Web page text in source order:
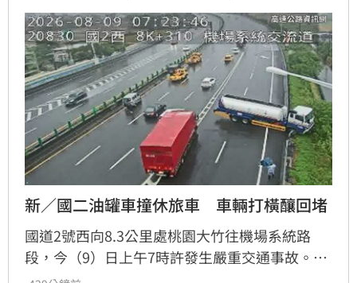
新／國二油罐車撞休旅車　車輛打橫釀回堵
國道2號西向8.3公里處桃園大竹往機場系統路
段，今（9）日上午7時許發生嚴重交通事故。一
輛油罐車與休旅車發生碰撞，油罐車隨後打橫撞